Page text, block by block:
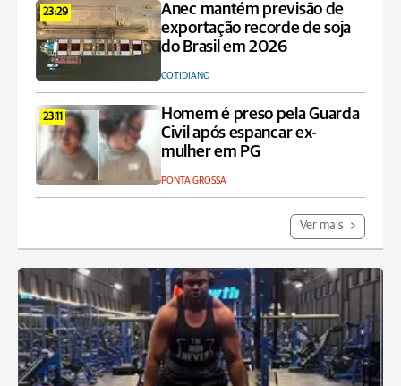
23:29
Anec mantém previsão de
exportação recorde de soja
do Brasil em 2026
COTIDIANO
23:11
Homem é preso pela Guarda
Civil após espancar ex-
mulher em PG
PONTA GROSSA
Ver mais